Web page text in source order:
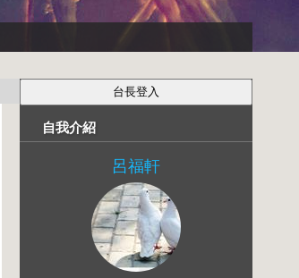
自我介紹
呂福軒